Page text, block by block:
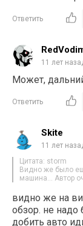
Ответить
11 лет
Может,
Ответить
Skite
11 лет
Цитата: storm
Видно же было
машина… Автор
видно же на
обзор. не надо
добить авто